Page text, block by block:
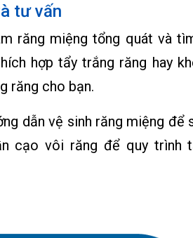
tư vấn
răng miệng tổng quát và
hợp tẩy trắng răng hay
răng cho bạn.
dẫn vệ sinh răng miệng để
cạo vôi răng để quy trình